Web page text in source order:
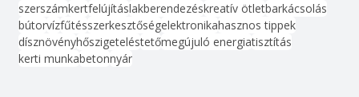
szerszámkertfelújításlakberendezéskreatív ötletbarkácsolás
bútorvízfűtésszerkesztőségelektronikahasznos tippek
dísznövényhőszigeteléstetőmegújuló energiatisztítás
kerti munkabetonnyár